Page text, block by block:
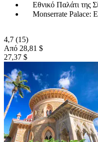
Εθνικό Παλάτι της
Monserrate Palace:
4,7 (15)
Από 28,81 $
27,37 $